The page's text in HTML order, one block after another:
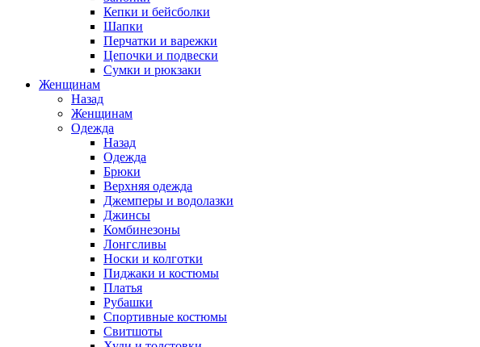
Кепки и бейсболки
Шапки
Перчатки и варежки
Цепочки и подвески
Сумки и рюкзаки
Женщинам
Назад
Женщинам
Одежда
Назад
Одежда
Брюки
Верхняя одежда
Джемперы и водолазки
Джинсы
Комбинезоны
Лонгсливы
Носки и колготки
Пиджаки и костюмы
Платья
Рубашки
Спортивные костюмы
Свитшоты